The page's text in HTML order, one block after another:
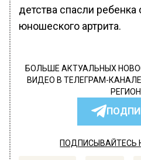
детства спасли ребенка
юношеского артрита.
БОЛЬШЕ АКТУАЛЬНЫХ
ВИДЕО В ТЕЛЕГРАМ-
ПОДПИСЫВАЙТЕСЬ